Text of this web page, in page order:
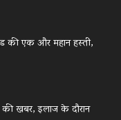
की एक और महान हस्ती,
खबर, इलाज के दौरान